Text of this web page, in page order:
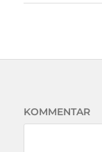
KOMMENTAR